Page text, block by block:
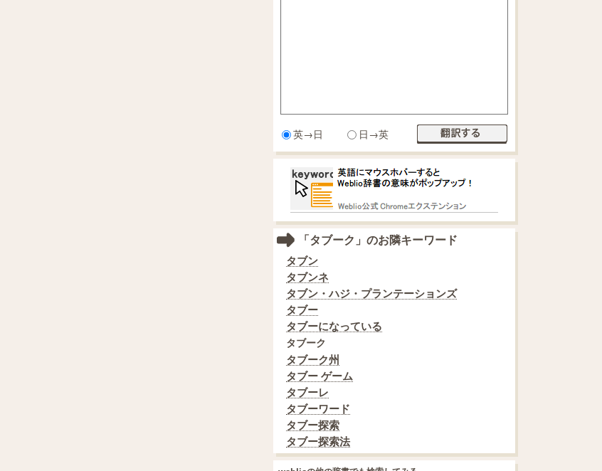
英→日 日→英
「タブーク」のお隣キーワード
タブン
タブンネ
タブン・ハジ・プランテーションズ
タブー
タブーになっている
タブーク
タブーク州
タブー ゲーム
タブーレ
タブーワード
タブー探索
タブー探索法